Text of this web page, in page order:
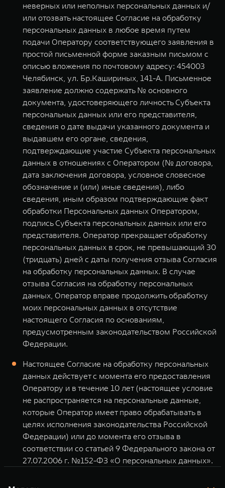
неверных или неполных персональных данных и/
или отозвать настоящее Согласие на обработку
персональных данных в любое время путем
подачи Оператору соответствующего заявления в
простой письменной форме заказным письмом с
описью вложения по почтовому адресу: 454003
Челябинск, ул. Бр.Кашириных, 141-А. Письменное
заявление должно содержать № основного
документа, удостоверяющего личность Субъекта
персональных данных или его представителя,
сведения о дате выдачи указанного документа и
выдавшем его органе, сведения,
подтверждающие участие Субъекта персональных
данных в отношениях с Оператором (№ договора,
дата заключения договора, условное словесное
обозначение и (или) иные сведения), либо
сведения, иным образом подтверждающие факт
обработки Персональных данных Оператором,
подпись Субъекта персональных данных или его
представителя. Оператор прекращает обработку
персональных данных в срок, не превышающий 30
(тридцать) дней с даты получения отзыва Согласия
на обработку персональных данных. В случае
отзыва Согласия на обработку персональных
данных, Оператор вправе продолжить обработку
моих персональных данных в отсутствие
настоящего Согласия по основаниям,
предусмотренным законодательством Российской
Федерации.
Настоящее Согласие на обработку персональных
данных действует с момента его предоставления
Оператору и в течение 10 лет (настоящее условие
не распространяется на персональные данные,
которые Оператор имеет право обрабатывать в
целях исполнения законодательства Российской
Федерации) или до момента его отзыва в
соответствии со статьей 9 Федерального закона от
27.07.2006 г. №152-ФЗ «О персональных данных».